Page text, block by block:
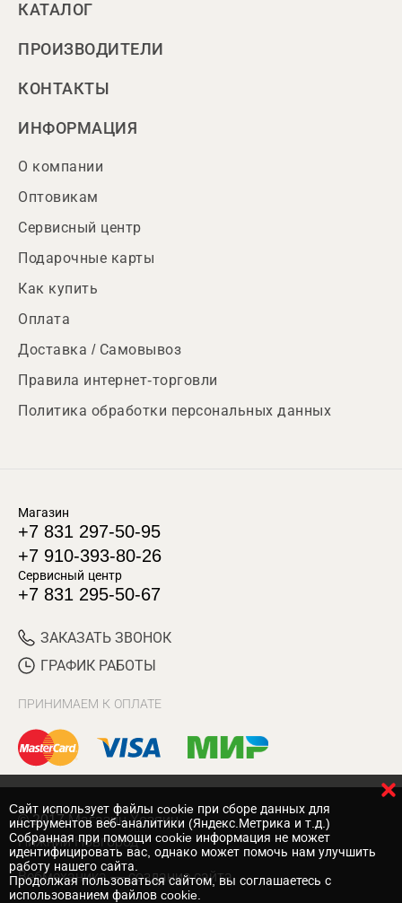
КАТАЛОГ
ПРОИЗВОДИТЕЛИ
КОНТАКТЫ
ИНФОРМАЦИЯ
О компании
Оптовикам
Сервисный центр
Подарочные карты
Как купить
Оплата
Доставка / Самовывоз
Правила интернет-торговли
Политика обработки персональных данных
Магазин
+7 831 297-50-95
+7 910-393-80-26
Сервисный центр
+7 831 295-50-67
ЗАКАЗАТЬ ЗВОНОК
ГРАФИК РАБОТЫ
ПРИНИМАЕМ К ОПЛАТЕ
© 2017 Магазин Хозяин
Нижний Новгород
Вебмеханика — создание сайта
Cайт использует файлы cookie при сборе данных для
инструментов веб-аналитики (Яндекс.Метрика и т.д.)
Собранная при помощи cookie информация не может
идентифицировать вас, однако может помочь нам улучшить
работу нашего сайта.
Продолжая пользоваться сайтом, вы соглашаетесь с
использованием файлов cookie.